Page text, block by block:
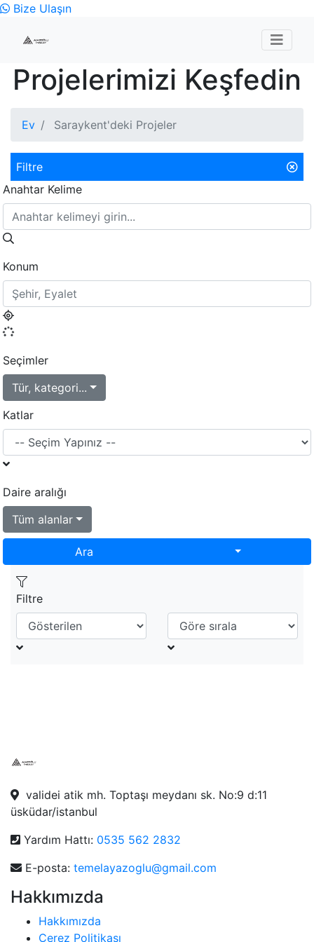
Bize Ulaşın
Projelerimizi Keşfedin
Ev Saraykent'deki Projeler
Filtre
Anahtar Kelime
Konum
Seçimler
Tür, kategori...
Katlar
Daire aralığı
Tüm alanlar
Ara Toggle
Filtre
validei atik mh. Toptaşı meydanı sk. No:9 d:11
üsküdar/istanbul
Yardım Hattı: 0535 562 2832
E-posta: temelayazoglu@gmail.com
Hakkımızda
Hakkımızda
Çerez Politikası